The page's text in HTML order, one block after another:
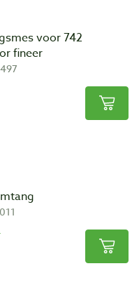
voor 742
fineer